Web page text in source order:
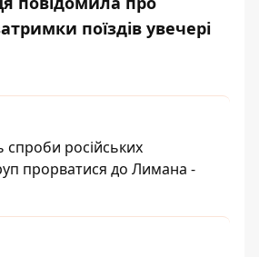
поїздів увечері
російських
прорватися до Лимана -